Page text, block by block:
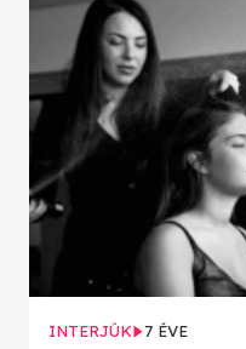
INTERJÚK 7 ÉVE